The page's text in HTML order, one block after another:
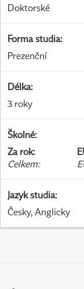
Doktorské
Forma studia:
Prezenční
Délka:
3 roky
Školné:
Za rok:
Celkem:
Jazyk studia:
Česky, Anglicky